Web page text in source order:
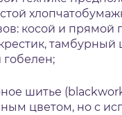
косой и прямой
гобелен;
шитье
цветом, но с